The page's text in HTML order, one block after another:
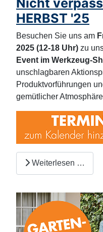
HERBST '25
Besuchen Sie uns am
2025 (12-18 Uhr) zu
Event im Werkzeug-
unschlagbaren
Produktvorführungen
gemütlicher
Weiterlesen …